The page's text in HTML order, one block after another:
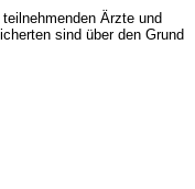
Ärzte und
sind über den Grund